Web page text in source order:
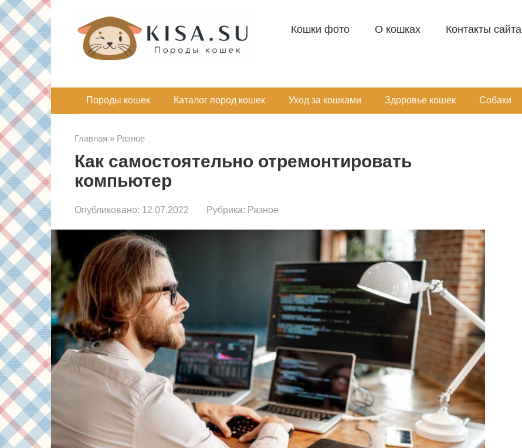
Перейти
к
контенту
Кошки фото О кошках Контакты сайта
Породы кошек Каталог пород кошек Уход за кошками Здоровье кошек Собаки
Главная » Разное
Как самостоятельно отремонтировать
компьютер
Опубликовано: 12.07.2022 Рубрика: Разное